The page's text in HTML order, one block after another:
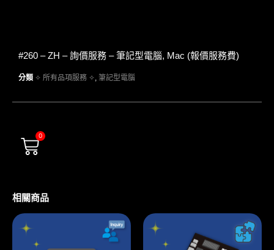
#260 – ZH – 詢價服務 – 筆記型電腦, Mac (報價服務費)
分類 ✧ 所有品項服務 ✧, 筆記型電腦
0
相關商品